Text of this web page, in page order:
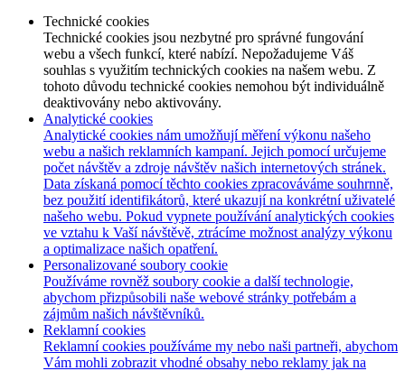
Technické cookies
Technické cookies jsou nezbytné pro správné fungování
webu a všech funkcí, které nabízí. Nepožadujeme Váš
souhlas s využitím technických cookies na našem webu. Z
tohoto důvodu technické cookies nemohou být individuálně
deaktivovány nebo aktivovány.
Analytické cookies
Analytické cookies nám umožňují měření výkonu našeho
webu a našich reklamních kampaní. Jejich pomocí určujeme
počet návštěv a zdroje návštěv našich internetových stránek.
Data získaná pomocí těchto cookies zpracováváme souhrnně,
bez použití identifikátorů, které ukazují na konkrétní uživatelé
našeho webu. Pokud vypnete používání analytických cookies
ve vztahu k Vaší návštěvě, ztrácíme možnost analýzy výkonu
a optimalizace našich opatření.
Personalizované soubory cookie
Používáme rovněž soubory cookie a další technologie,
abychom přizpůsobili naše webové stránky potřebám a
zájmům našich návštěvníků.
Reklamní cookies
Reklamní cookies používáme my nebo naši partneři, abychom
Vám mohli zobrazit vhodné obsahy nebo reklamy jak na